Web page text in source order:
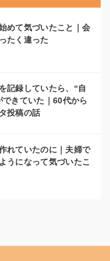
めて気づいたこと｜会
たく違った
記録していたら、“自
できていた｜60代から
投稿の話
れていたのに｜夫婦で
うになって気づいたこ